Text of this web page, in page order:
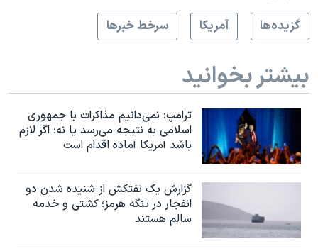
گزيده‌ها
آمريکا سرخط خبرها
بیشتر بخوانید
ترامپ: نمی‌دانیم مذاکرات با جمهوری
اسلامی به نتیجه می‌رسد یا نه؛ اگر لازم
باشد آمریکا آماده اقدام است
گزارش یک نفتکش از شنیده شدن دو
انفجار در تنگه هرمز؛ کشتی و خدمه
سالم هستند